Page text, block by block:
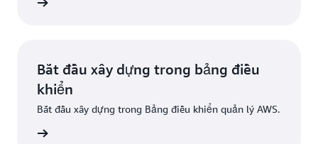
Bắt đầu xây dựng trong bảng điều
khiển
Bắt đầu xây dựng trong Bảng điều khiển quản lý AWS.